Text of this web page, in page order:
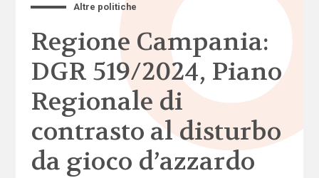
Altre politiche
Regione Campania:
DGR 519/2024, Piano
Regionale di
contrasto al disturbo
da gioco d’azzardo